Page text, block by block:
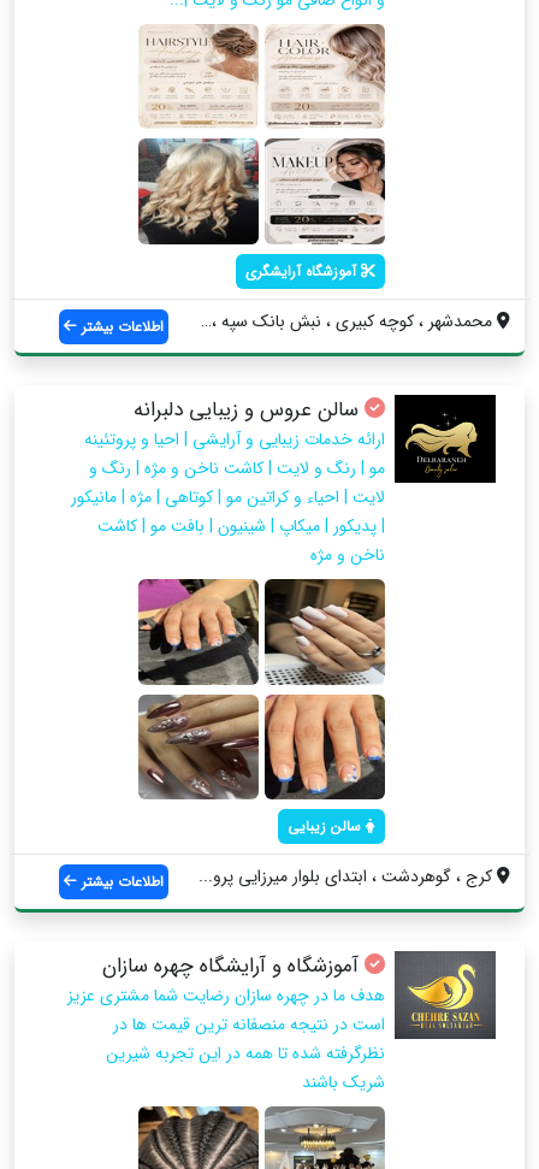
آموزشگاه آرایشگری
محمدشهر ، کوچه کبیری ، نبش بانک سپه ، سا... اطلاعات بیشتر
سالن عروس و زیبایی دلبرانه
ارائه خدمات زیبایی و آرایشی | احیا و پروتئینه
مو | رنگ و لایت | کاشت ناخن و مژه | رنگ و
لایت | احیاء و کراتین مو | کوتاهی | مژه | مانیکور
| پدیکور | میکاپ | شینیون | بافت مو | کاشت
ناخن و مژه
سالن زیبایی
کرج ، گوهردشت ، ابتدای بلوار میرزایی پرو... اطلاعات بیشتر
آموزشگاه و آرایشگاه چهره سازان
هدف ما در چهره سازان رضایت شما مشتری عزیز
است در نتیجه منصفانه ترین قیمت ها در
نظرگرفته شده تا همه در این تجربه شیرین
شریک باشند